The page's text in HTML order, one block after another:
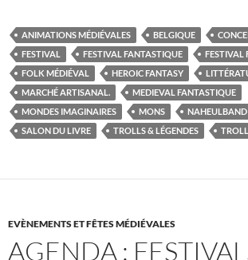
ANIMATIONS MÉDIÉVALES BELGIQUE
FESTIVAL
FESTIVAL FANTASTIQUE
FESTIVAL
FOLK MÉDIÉVAL
HEROIC FANTASY
MARCHÉ ARTISANAL.
MEDIEVAL FANTASTIQUE
MONDES IMAGINAIRES
MONS NAHEULBAND
SALON DU LIVRE
TROLLS & LÉGENDES
EVÈNEMENTS ET FÊTES MÉDIÉVALES
AGENDA :